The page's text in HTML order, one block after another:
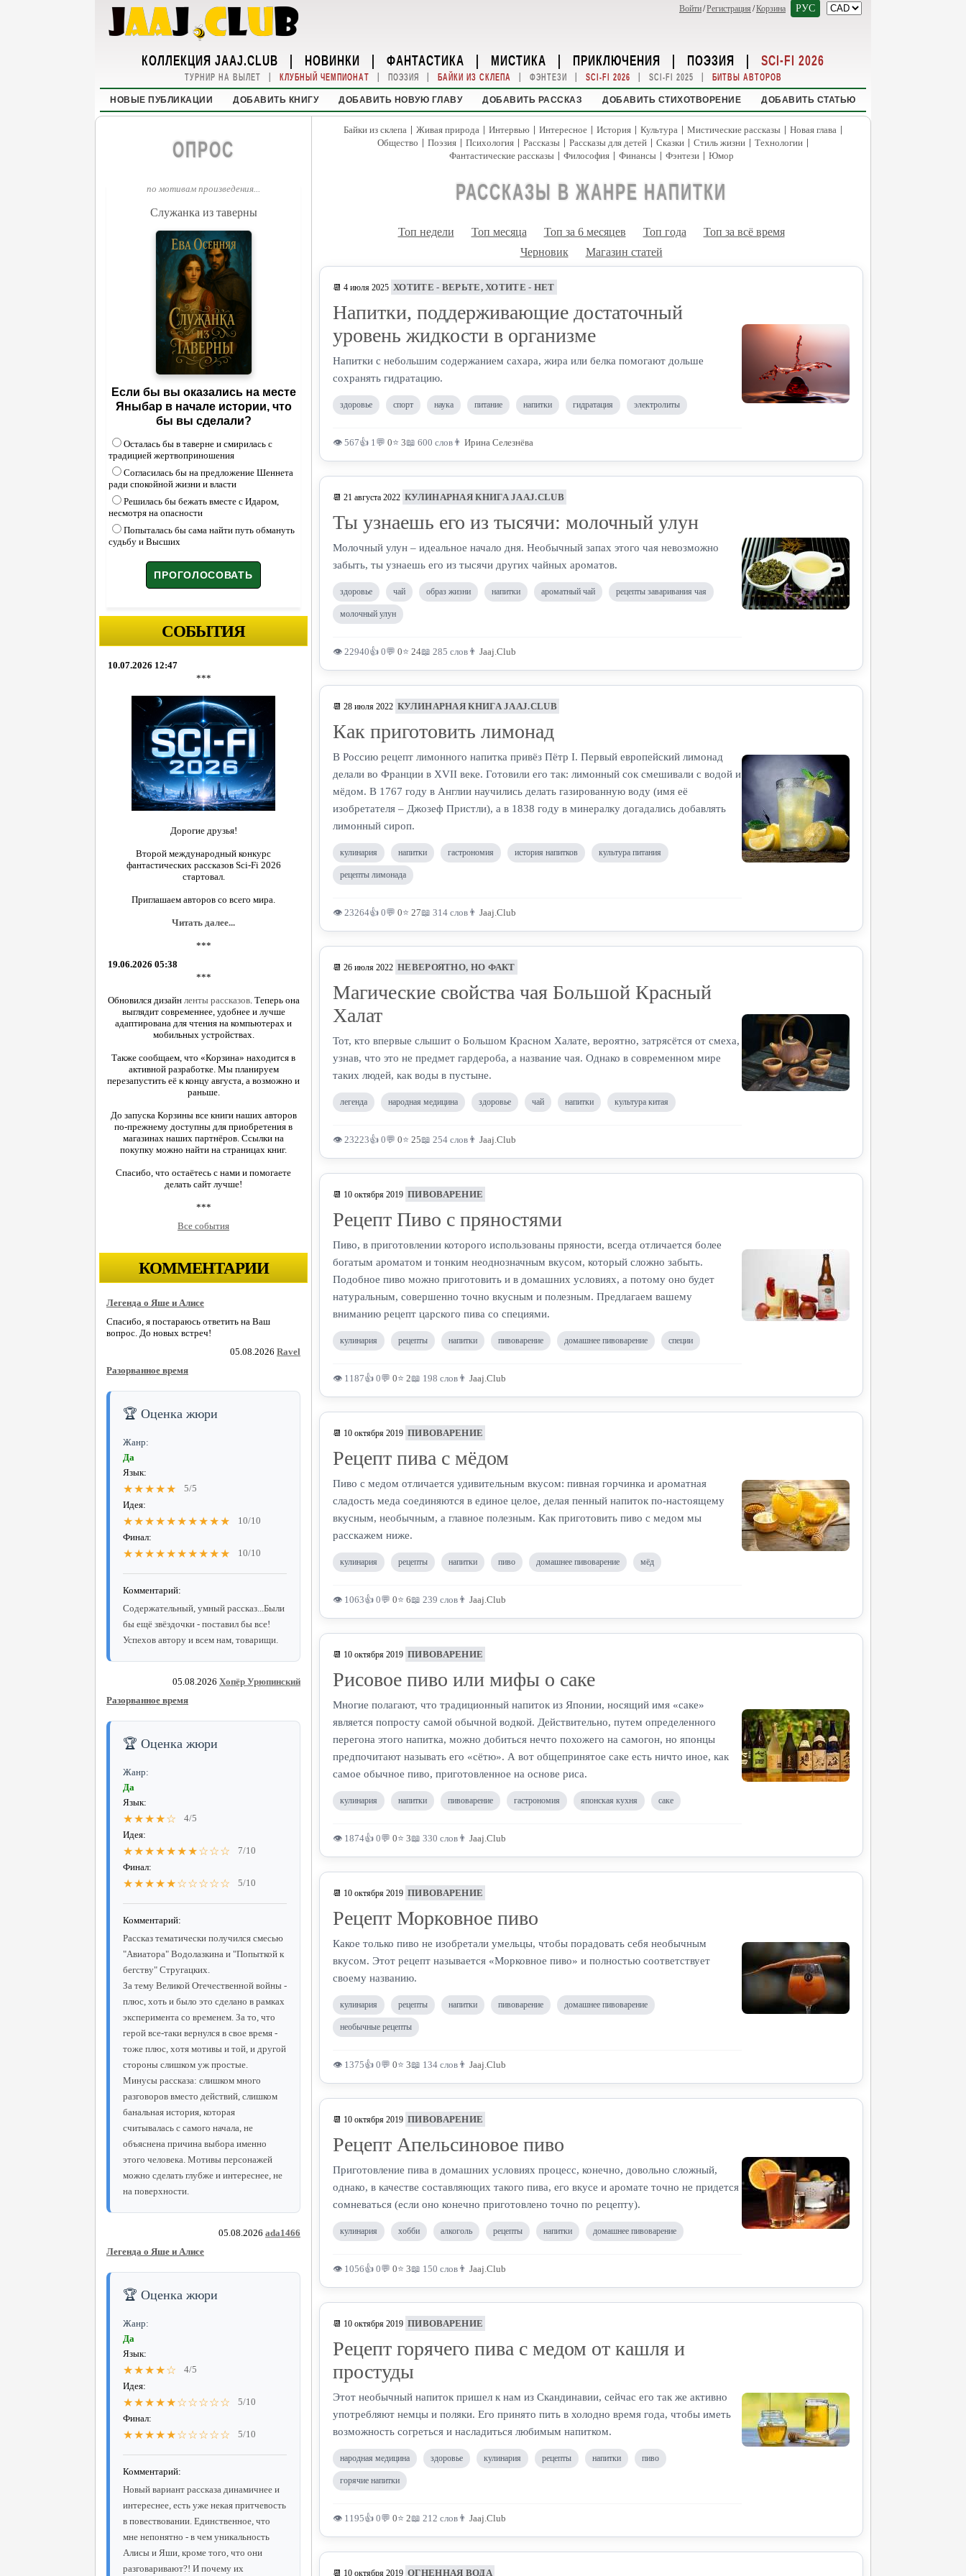
Войти/Регистрация /Корзина РУС
КОЛЛЕКЦИЯ JAAJ.CLUB | НОВИНКИ | ФАНТАСТИКА | МИСТИКА | ПРИКЛЮЧЕНИЯ | ПОЭЗИЯ | SCI-FI 2026
ТУРНИР НА ВЫЛЕТ | КЛУБНЫЙ ЧЕМПИОНАТ | ПОЭЗИЯ | БАЙКИ ИЗ СКЛЕПА | ФЭНТЕЗИ | SCI-FI 2026 | SCI-FI 2025 | БИТВЫ АВТОРОВ
НОВЫЕ ПУБЛИКАЦИИ ДОБАВИТЬ КНИГУ ДОБАВИТЬ НОВУЮ ГЛАВУ ДОБАВИТЬ РАССКАЗ ДОБАВИТЬ СТИХОТВОРЕНИЕ ДОБАВИТЬ СТАТЬЮ
ОПРОС
по мотивам произведения...
Служанка из таверны
Если бы вы оказались на месте
Яныбар в начале истории, что
бы вы сделали?
Осталась бы в таверне и смирилась с
традицией жертвоприношения
Согласилась бы на предложение Шеннета
ради спокойной жизни и власти
Решилась бы бежать вместе с Идаром,
несмотря на опасности
Попыталась бы сама найти путь обмануть
судьбу и Высших
СОБЫТИЯ
10.07.2026 12:47
***
Дорогие друзья!
Второй международный конкурс
фантастических рассказов Sci-Fi 2026
стартовал.
Приглашаем авторов со всего мира.
Читать далее...
***
19.06.2026 05:38
***
Обновился дизайн ленты рассказов. Теперь она
выглядит современнее, удобнее и лучше
адаптирована для чтения на компьютерах и
мобильных устройствах.
Также сообщаем, что «Корзина» находится в
активной разработке. Мы планируем
перезапустить её к концу августа, а возможно и
раньше.
До запуска Корзины все книги наших авторов
по-прежнему доступны для приобретения в
магазинах наших партнёров. Ссылки на
покупку можно найти на страницах книг.
Спасибо, что остаётесь с нами и помогаете
делать сайт лучше!
***
Все события
КОММЕНТАРИИ
Легенда о Яше и Алисе
Спасибо, я постараюсь ответить на Ваш
вопрос. До новых встреч!
05.08.2026 Ravel
Разорванное время
🏆 Оценка жюри
Жанр:
Да
Язык:
★★★★★
5/5
Идея:
★★★★★★★★★★
10/10
Финал:
★★★★★★★★★★ 10/10
Комментарий:
Содержательный, умный рассказ...Были
бы ещё звёздочки - поставил бы все!
Успехов автору и всем нам, товарищи.
05.08.2026 Хопёр Урюпинский
Разорванное время
🏆 Оценка жюри
Жанр:
Да
Язык:
★★★★☆
4/5
Идея:
★★★★★★★☆☆☆
7/10
Финал:
★★★★★☆☆☆☆☆ 5/10
Комментарий:
Рассказ тематически получился смесью
"Авиатора" Водолазкина и "Попыткой к
бегству" Стругацких.
За тему Великой Отечественной войны -
плюс, хоть и было это сделано в рамках
эксперимента со временем. За то, что
герой все-таки вернулся в свое время -
тоже плюс, хотя мотивы и той, и другой
стороны слишком уж простые.
Минусы рассказа: слишком много
разговоров вместо действий, слишком
банальная история, которая
считывалась с самого начала, не
объяснена причина выбора именно
этого человека. Мотивы персонажей
можно сделать глубже и интереснее, не
на поверхности.
05.08.2026 ada1466
Легенда о Яше и Алисе
🏆 Оценка жюри
Жанр:
Да
Язык:
★★★★☆
4/5
Идея:
★★★★★☆☆☆☆☆
5/10
Финал:
★★★★★☆☆☆☆☆ 5/10
Комментарий:
Новый вариант рассказа динамичнее и
интереснее, есть уже некая притчевость
в повествовании. Единственное, что
мне непонятно - в чем уникальность
Алисы и Яши, кроме того, что они
разговаривают?! И почему их
Байки из склепа | Живая природа | Интервью | Интересное | История | Культура | Мистические рассказы | Новая глава |
Общество | Поэзия | Психология | Рассказы | Рассказы для детей | Сказки | Стиль жизни | Технологии |
Фантастические рассказы | Философия | Финансы | Фэнтези | Юмор
РАССКАЗЫ В ЖАНРЕ НАПИТКИ
Топ недели Топ месяца Топ за 6 месяцев Топ года
Топ за всё время
Черновик
Магазин статей
📆 4 июля 2025 ХОТИТЕ - ВЕРЬТЕ, ХОТИТЕ - НЕТ
Напитки, поддерживающие достаточный
уровень жидкости в организме
Напитки с небольшим содержанием сахара, жира или белка помогают дольше
сохранять гидратацию.
здоровье спорт наука питание напитки гидратация электролиты
👁 567👍 1💬 0⭐ 3📖 600 слов 👨 Ирина Селезнёва
📆 21 августа 2022 КУЛИНАРНАЯ КНИГА JAAJ.CLUB
Ты узнаешь его из тысячи: молочный улун
Молочный улун – идеальное начало дня. Необычный запах этого чая невозможно
забыть, ты узнаешь его из тысячи других чайных ароматов.
здоровье чай образ жизни напитки ароматный чай рецепты заваривания чая
молочный улун
👁 22940👍 0💬 0⭐ 24📖 285 слов 👨 Jaaj.Club
📆 28 июля 2022 КУЛИНАРНАЯ КНИГА JAAJ.CLUB
Как приготовить лимонад
В Россию рецепт лимонного напитка привёз Пётр I. Первый европейский лимонад
делали во Франции в XVII веке. Готовили его так: лимонный сок смешивали с водой и
мёдом. В 1767 году в Англии научились делать газированную воду (имя её
изобретателя – Джозеф Пристли), а в 1838 году в минералку догадались добавлять
лимонный сироп.
кулинария напитки гастрономия история напитков культура питания
рецепты лимонада
👁 23264👍 0💬 0⭐ 27📖 314 слов 👨 Jaaj.Club
📆 26 июля 2022 НЕВЕРОЯТНО, НО ФАКТ
Магические свойства чая Большой Красный
Халат
Тот, кто впервые слышит о Большом Красном Халате, вероятно, затрясётся от смеха,
узнав, что это не предмет гардероба, а название чая. Однако в современном мире
таких людей, как воды в пустыне.
легенда народная медицина здоровье чай напитки культура китая
👁 23223👍 0💬 0⭐ 25📖 254 слов 👨 Jaaj.Club
📆 10 октября 2019 ПИВОВАРЕНИЕ
Рецепт Пиво с пряностями
Пиво, в приготовлении которого использованы пряности, всегда отличается более
богатым ароматом и тонким неоднозначным вкусом, который сложно забыть.
Подобное пиво можно приготовить и в домашних условиях, а потому оно будет
натуральным, совершенно точно вкусным и полезным. Предлагаем вашему
вниманию рецепт царского пива со специями.
кулинария рецепты напитки пивоварение домашнее пивоварение специи
👁 1187👍 0💬 0⭐ 2📖 198 слов 👨 Jaaj.Club
📆 10 октября 2019 ПИВОВАРЕНИЕ
Рецепт пива с мёдом
Пиво с медом отличается удивительным вкусом: пивная горчинка и ароматная
сладость меда соединяются в единое целое, делая пенный напиток по-настоящему
вкусным, необычным, а главное полезным. Как приготовить пиво с медом мы
расскажем ниже.
кулинария рецепты напитки пиво домашнее пивоварение мёд
👁 1063👍 0💬 0⭐ 6📖 239 слов 👨 Jaaj.Club
📆 10 октября 2019 ПИВОВАРЕНИЕ
Рисовое пиво или мифы о саке
Многие полагают, что традиционный напиток из Японии, носящий имя «саке»
является попросту самой обычной водкой. Действительно, путем определенного
перегона этого напитка, можно добиться нечто похожего на самогон, но японцы
предпочитают называть его «сётю». А вот общепринятое саке есть ничто иное, как
самое обычное пиво, приготовленное на основе риса.
кулинария напитки пивоварение гастрономия японская кухня саке
👁 1874👍 0💬 0⭐ 3📖 330 слов 👨 Jaaj.Club
📆 10 октября 2019 ПИВОВАРЕНИЕ
Рецепт Морковное пиво
Какое только пиво не изобретали умельцы, чтобы порадовать себя необычным
вкусом. Этот рецепт называется «Морковное пиво» и полностью соответствует
своему названию.
кулинария рецепты напитки пивоварение домашнее пивоварение
необычные рецепты
👁 1375👍 0💬 0⭐ 3📖 134 слов 👨 Jaaj.Club
📆 10 октября 2019 ПИВОВАРЕНИЕ
Рецепт Апельсиновое пиво
Приготовление пива в домашних условиях процесс, конечно, довольно сложный,
однако, в качестве составляющих такого пива, его вкусе и аромате точно не придется
сомневаться (если оно конечно приготовлено точно по рецепту).
кулинария хобби алкоголь рецепты напитки домашнее пивоварение
👁 1056👍 0💬 0⭐ 3📖 150 слов 👨 Jaaj.Club
📆 10 октября 2019 ПИВОВАРЕНИЕ
Рецепт горячего пива с медом от кашля и
простуды
Этот необычный напиток пришел к нам из Скандинавии, сейчас его так же активно
употребляют немцы и поляки. Его принято пить в холодно время года, чтобы иметь
возможность согреться и насладиться любимым напитком.
народная медицина здоровье кулинария рецепты напитки пиво
горячие напитки
👁 1195👍 0💬 0⭐ 2📖 212 слов 👨 Jaaj.Club
📆 10 октября 2019 ОГНЕННАЯ ВОДА